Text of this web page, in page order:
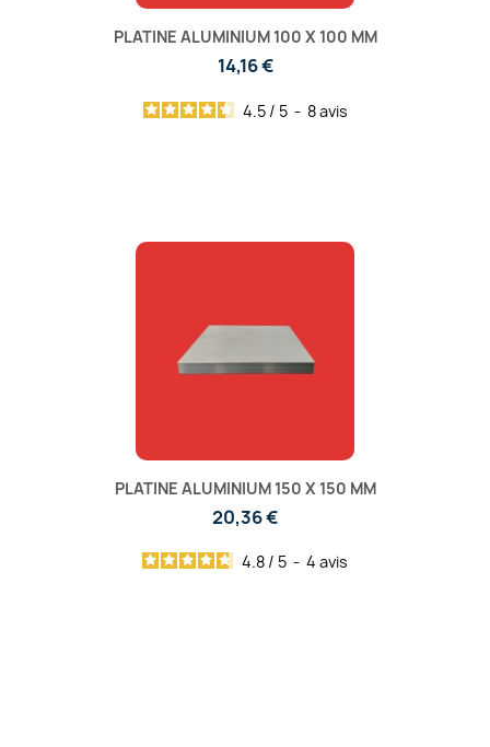
PLATINE ALUMINIUM 100 X 100 MM
14,16 €
4.5 / 5 - 8avis
PLATINE ALUMINIUM 150 X 150 MM
20,36 €
4.8 / 5 - 4 avis